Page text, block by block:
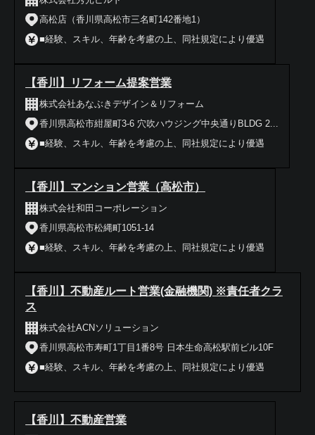
高松店（香川県高松市三名町142番地1）
■経験、スキル、年齢を考慮の上、同社規定により優遇
【香川】リフォーム提案営業
株式会社あなぶきデザイン＆リフォーム
香川県高松市紺屋町3-6 穴吹ハウジング中央通りBLDG 2...
■経験、スキル、年齢を考慮の上、同社規定により優遇
【香川】マンション営業（高松市）
株式会社和田コーポレーション
香川県高松市松縄町1051-14
■経験、スキル、年齢を考慮の上、同社規定により優遇
【香川】不動産ルート営業(金融機関) ※責任者クラ
ス
株式会社ACNソリューション
香川県高松市寿町1丁目1番8号 日本生命高松駅前ビル10F
■経験、スキル、年齢を考慮の上、同社規定により優遇
【香川】不動産営業